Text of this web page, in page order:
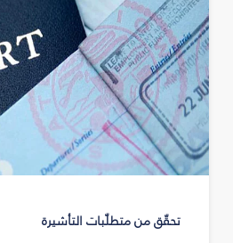
تحقّق من متطلّبات التأشيرة